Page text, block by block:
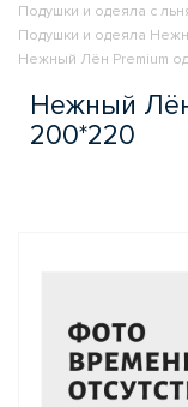
Подушки и одеяла с
Подушки и одеяла
Нежный Лён Premium
Нежный
200*220